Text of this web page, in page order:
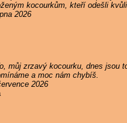
kocourkům, kteří odešli
2026
můj zrzavý kocourku, dnes jsou
a moc nám chybíš.
2026